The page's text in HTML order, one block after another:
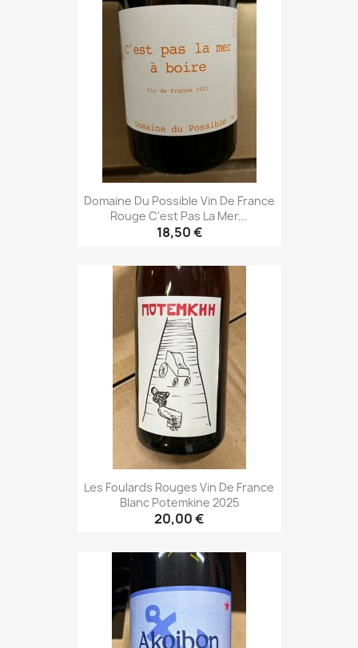
Domaine Du Possible Vin De France
Rouge C'est Pas La Mer...
18,50 €
Les Foulards Rouges Vin De France
Blanc Potemkine 2025
20,00 €